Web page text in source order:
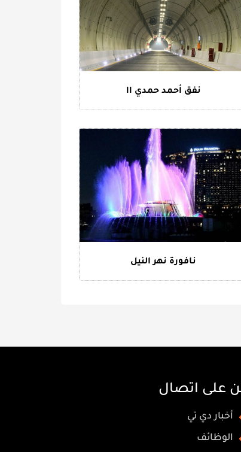
نفق أحمد حمدي II
نافورة نهر النيل
على اتصال
أخبار دي تي
الوظائف